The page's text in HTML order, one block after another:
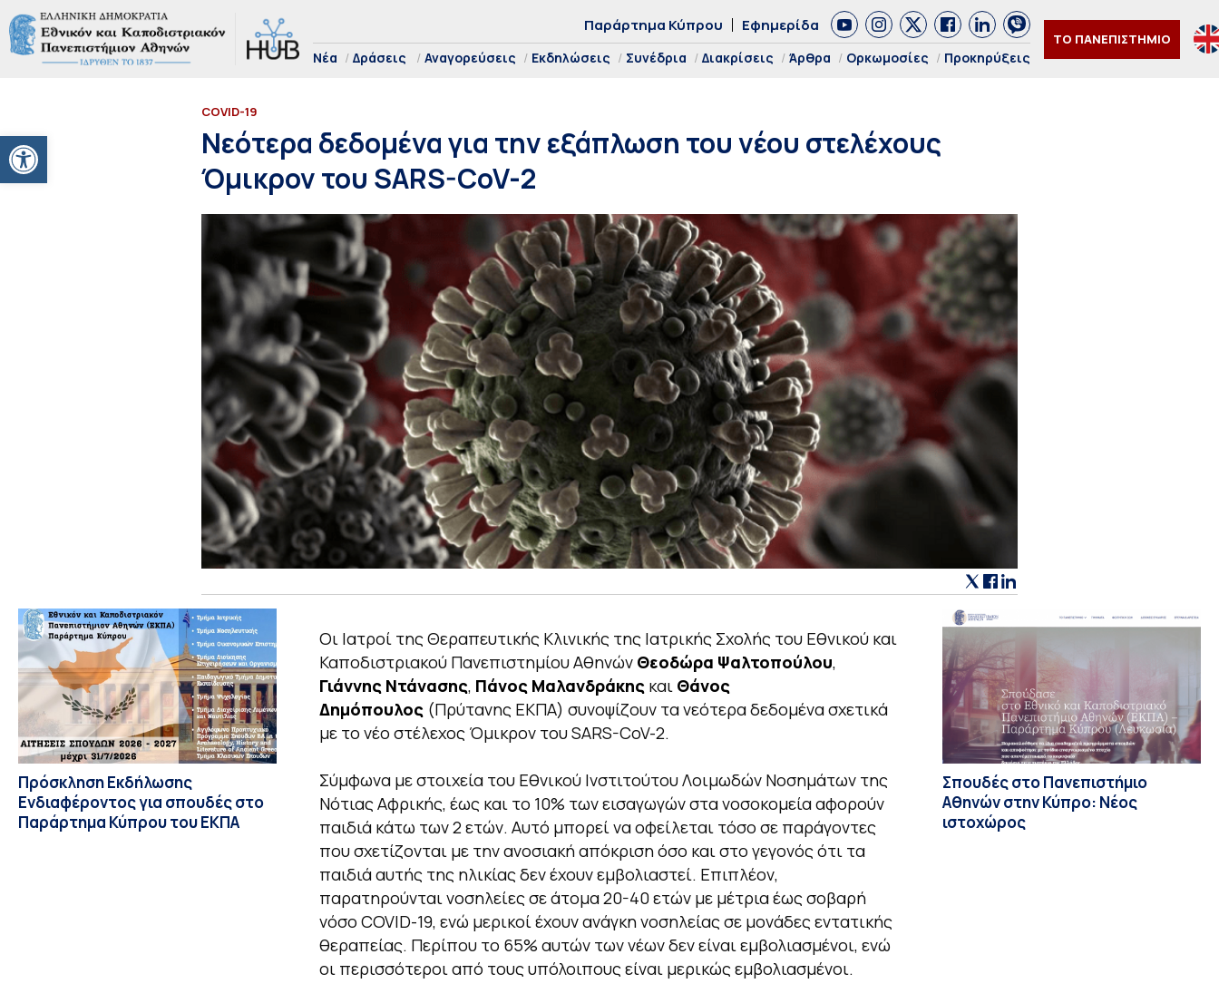
Ανοίξτε τη γραμμή εργαλείων
Παράρτημα Κύπρου Εφημερίδα
Νέα Δράσεις Αναγορεύσεις Εκδηλώσεις Συνέδρια Διακρίσεις Άρθρα Ορκωμοσίες Προκηρύξεις
ΤΟ ΠΑΝΕΠΙΣΤΗΜΙΟ
COVID-19
Νεότερα δεδομένα για την εξάπλωση του νέου στελέχους
Όμικρον του SARS-CoV-2
Πρόσκληση Εκδήλωσης
Ενδιαφέροντος για σπουδές στο
Παράρτημα Κύπρου του ΕΚΠΑ
Οι Ιατροί της Θεραπευτικής Κλινικής της Ιατρικής Σχολής του Εθνικού και
Καποδιστριακού Πανεπιστημίου Αθηνών Θεοδώρα Ψαλτοπούλου,
Γιάννης Ντάνασης, Πάνος Μαλανδράκης και Θάνος
Δημόπουλος (Πρύτανης ΕΚΠΑ) συνοψίζουν τα νεότερα δεδομένα σχετικά
με το νέο στέλεχος Όμικρον του SARS-CoV-2.
Σύμφωνα με στοιχεία του Εθνικού Ινστιτούτου Λοιμωδών Νοσημάτων της
Νότιας Αφρικής, έως και το 10% των εισαγωγών στα νοσοκομεία αφορούν
παιδιά κάτω των 2 ετών. Αυτό μπορεί να οφείλεται τόσο σε παράγοντες
που σχετίζονται με την ανοσιακή απόκριση όσο και στο γεγονός ότι τα
παιδιά αυτής της ηλικίας δεν έχουν εμβολιαστεί. Επιπλέον,
παρατηρούνται νοσηλείες σε άτομα 20-40 ετών με μέτρια έως σοβαρή
νόσο COVID-19, ενώ μερικοί έχουν ανάγκη νοσηλείας σε μονάδες εντατικής
θεραπείας. Περίπου το 65% αυτών των νέων δεν είναι εμβολιασμένοι, ενώ
οι περισσότεροι από τους υπόλοιπους είναι μερικώς εμβολιασμένοι.
Σπουδές στο Πανεπιστήμιο
Αθηνών στην Κύπρο: Νέος
ιστοχώρος